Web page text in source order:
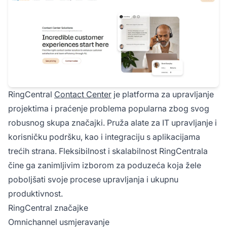
RingCentral Contact Center je platforma za upravljanje
projektima i praćenje problema popularna zbog svog
robusnog skupa značajki. Pruža alate za IT upravljanje i
korisničku podršku, kao i integraciju s aplikacijama
trećih strana. Fleksibilnost i skalabilnost RingCentrala
čine ga zanimljivim izborom za poduzeća koja žele
poboljšati svoje procese upravljanja i ukupnu
produktivnost.
RingCentral značajke
Omnichannel usmjeravanje